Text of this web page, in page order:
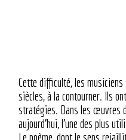
Cette difficulté, les
siècles, à la contourner. Ils
stratégies. Dans les œuvres
aujourd’hui, l’une des plus
Le poème, dont le sens